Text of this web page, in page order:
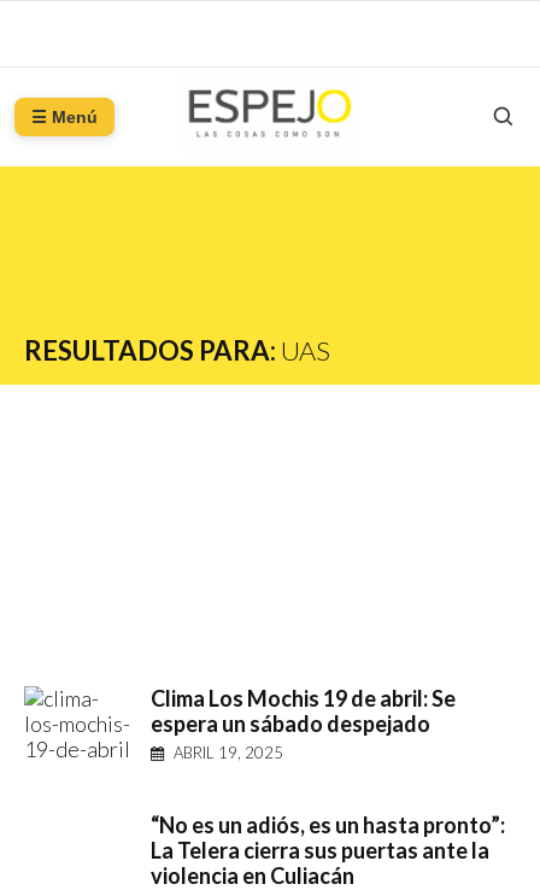
☰ Menú
RESULTADOS PARA: UAS
Clima Los Mochis 19 de abril: Se
espera un sábado despejado
ABRIL 19, 2025
“No es un adiós, es un hasta pronto”:
La Telera cierra sus puertas ante la
violencia en Culiacán